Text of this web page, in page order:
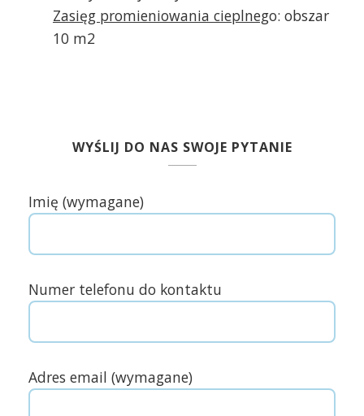
Zasięg promieniowania cieplnego: obszar
10 m2
WYŚLIJ DO NAS SWOJE PYTANIE
Imię (wymagane)
Numer telefonu do kontaktu
Adres email (wymagane)